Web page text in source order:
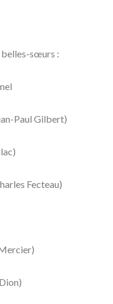
belles-sœurs :
Paul Gilbert)
Fecteau)